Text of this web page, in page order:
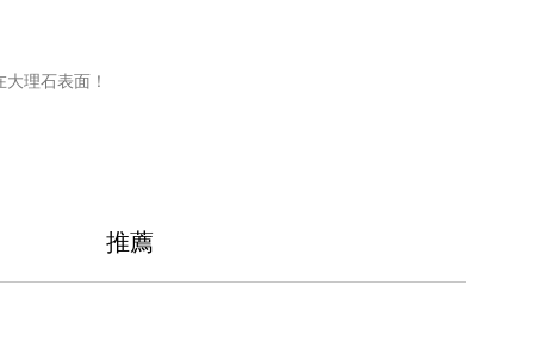
理石表面！
推薦